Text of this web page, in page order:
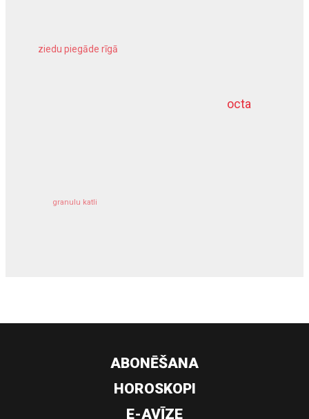
octa
ziedu piegāde rīgā
granulu katli
dziļurbums
ABONĒŠANA
HOROSKOPI
E-AVĪZE